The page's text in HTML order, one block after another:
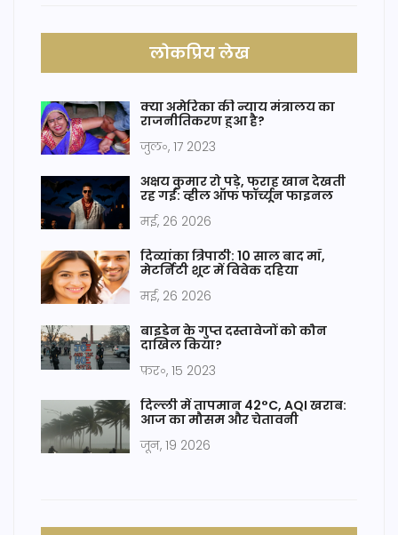
लोकप्रिय लेख
क्या अमेरिका की न्याय मंत्रालय का
राजनीतिकरण हुआ है?
जुल॰, 17 2023
अक्षय कुमार रो पड़े, फराह खान देखती
रह गईं: व्हील ऑफ फॉर्च्यून फाइनल
मई, 26 2026
दिव्यांका त्रिपाठी: 10 साल बाद माँ,
मेटर्निटी शूट में विवेक दहिया
मई, 26 2026
बाइडेन के गुप्त दस्तावेजों को कौन
दाखिल किया?
फ़र॰, 15 2023
दिल्ली में तापमान 42°C, AQI खराब:
आज का मौसम और चेतावनी
जून, 19 2026